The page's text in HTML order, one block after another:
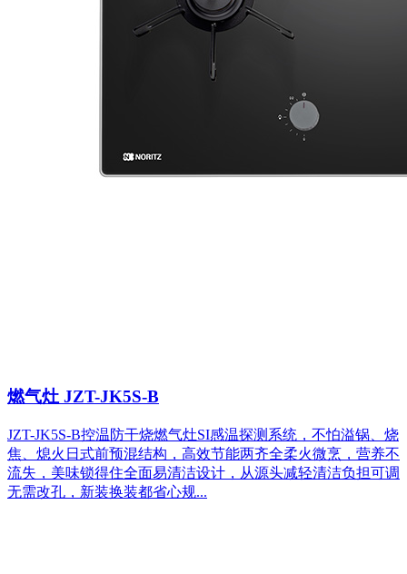
燃气灶 JZT-JK5S-B
JZT-JK5S-B控温防干烧燃气灶SI感温探测系统，不怕溢锅、烧
焦、熄火日式前预混结构，高效节能两齐全柔火微烹，营养不
流失，美味锁得住全面易清洁设计，从源头减轻清洁负担可调
无需改孔，新装换装都省心规...